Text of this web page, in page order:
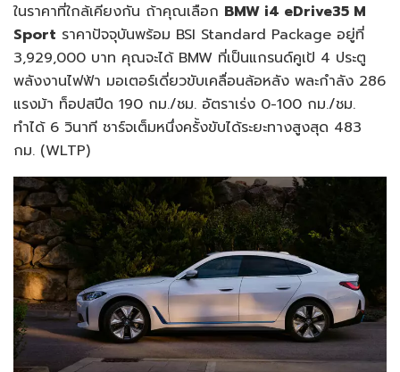
ในราคาที่ใกล้เคียงกัน ถ้าคุณเลือก BMW i4 eDrive35 M
Sport ราคาปัจจุบันพร้อม BSI Standard Package อยู่ที่
3,929,000 บาท คุณจะได้ BMW ที่เป็นแกรนด์คูเป้ 4 ประตู
พลังงานไฟฟ้า มอเตอร์เดี่ยวขับเคลื่อนล้อหลัง พละกำลัง 286
แรงม้า ท็อปสปีด 190 กม./ชม. อัตราเร่ง 0-100 กม./ชม.
ทำได้ 6 วินาที ชาร์จเต็มหนึ่งครั้งขับได้ระยะทางสูงสุด 483
กม. (WLTP)